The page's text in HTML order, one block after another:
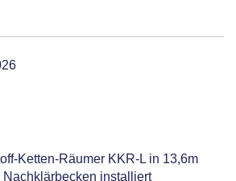
Ketten-Räumer KKR-L in 13,6m
Nachklärbecken installiert